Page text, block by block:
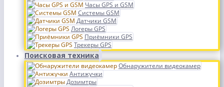
Часы GPS и GSM
Системы GSM
Датчики GSM
Логеры GPS
Приёмники GPS
Трекеры GPS
Поисковая техника
Обнаружители видеокамер
Антижучки
Дозимтры